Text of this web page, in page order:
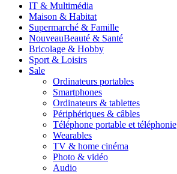
IT & Multimédia
Maison & Habitat
Supermarché & Famille
NouveauBeauté & Santé
Bricolage & Hobby
Sport & Loisirs
Sale
Ordinateurs portables
Smartphones
Ordinateurs & tablettes
Périphériques & câbles
Téléphone portable et téléphonie
Wearables
TV & home cinéma
Photo & vidéo
Audio